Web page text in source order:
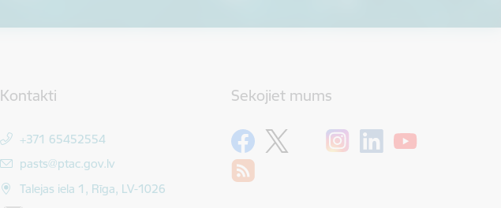
Kontakti
+371 65452554
E-pasts:
pasts@ptac.gov.lv
Talejas iela 1, Rīga, LV-1026
Sekojiet mums